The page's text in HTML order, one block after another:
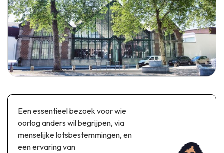
Kunst
Ambachten & knowhow
Kastelen, citadellen & belforten
Folklore & lokale geschiedenis
Geschiedenis
Wetenschapsparken
Auto- & spoorerfgoed
Tuinen, parken & natuursites
Aquariums, dierenparken & -tuinen
Toeristische boten & cruises
Railbikes & toeristische treinen
Kajaks
Thema & recreatiepark
Recreatie- & waterpretparken
EVENEMENTEN
DE LEUKSTE ACTIVITEITEN VOOR
DEZE ZOMER
DOWNLOAD DE GIDS
Een essentieel bezoek voor wie
oorlog anders wil begrijpen, via
menselijke lotsbestemmingen, en
een ervaring van